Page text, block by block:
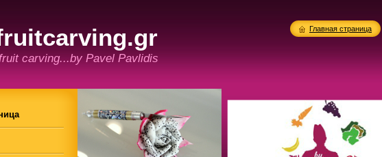
carving...by Pavel Pavlidis
Главная страница